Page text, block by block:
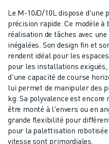
LOGICIEL DE SIMULATION
PRODUITS DE ROBOTIQUE
AUTOMATISATION DES ROBOTS
ROBOTS DE SOUDAGE À L'ARC
ROBOTS ARTICULÉS
SÉRIE ARC MATE
SÉRIE M-900
ROBOTS DELTA
ROBOTS POUR L'ALIMENTATION
ROBOTS DE PEINTURE
ROBOTS PALETTISEURS
Le M-10𝑖D/10L dispose d'une
précision rapide. Ce modèle
réalisation de tâches avec
inégalées. Son design fin et
rendent idéal pour les
pour les installations
d'une capacité de course
lui permet de manipuler des
kg. Sa polyvalence est
être monté à l'envers ou en
grande flexibilité pour
pour la palettisation
vitesse sont primordiales.